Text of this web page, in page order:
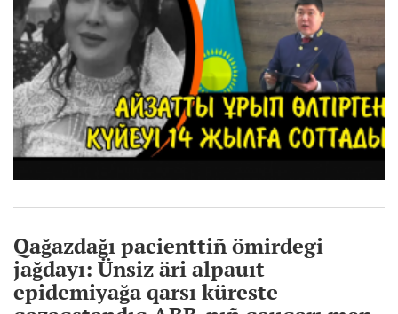
Qağazdağı pacienttiñ ömirdegi
jağdayı: Ünsiz äri alpauıt
epidemiyağa qarsı küreste